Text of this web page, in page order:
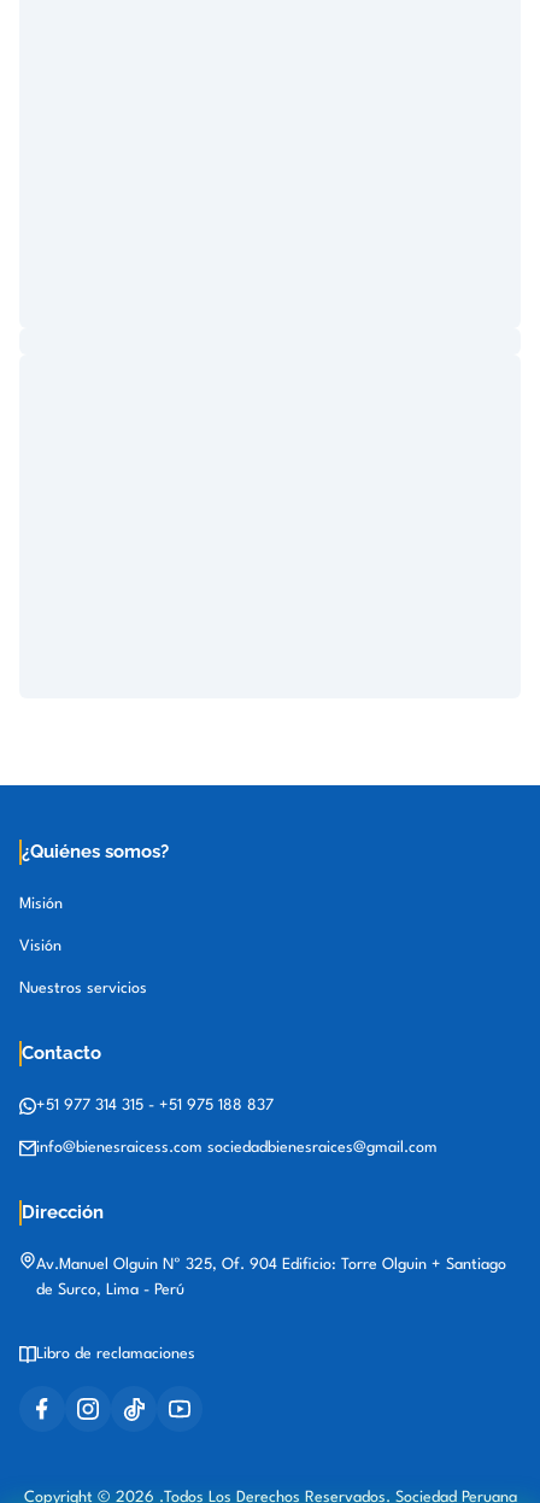
¿Quiénes somos?
Misión
Visión
Nuestros servicios
Contacto
+51 977 314 315 - +51 975 188 837
info@bienesraicess.com sociedadbienesraices@gmail.com
Dirección
Av.Manuel Olguin Nº 325, Of. 904 Edificio: Torre Olguin + Santiago
de Surco, Lima - Perú
Libro de reclamaciones
Copyright © 2026 .Todos Los Derechos Reservados. Sociedad Peruana